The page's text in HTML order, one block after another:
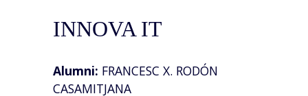
INNOVA IT
Alumni: FRANCESC X. RODÓN
CASAMITJANA